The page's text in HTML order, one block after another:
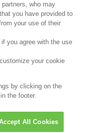
who may
you have provided to
your use of their
if you agree with the use
your cookie
by clicking on the
the footer.
All Cookies